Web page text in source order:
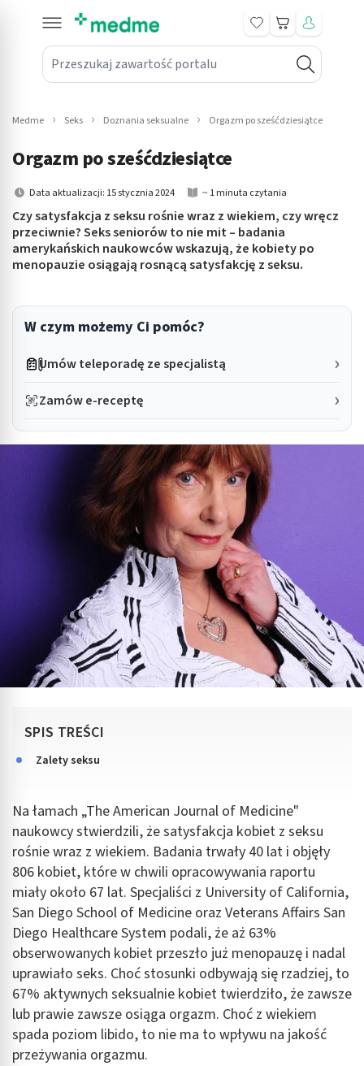
Przeszukaj zawartość portalu
Koszyk
submenu: Leki na receptę
submenu: Kosmetyki
submenu: Higiena
submenu: Intymne
submenu: Wellness
Medme Seks Doznania seksualne Orgazm po sześćdziesiątce
Orgazm po sześćdziesiątce
Data aktualizacji: 15 stycznia 2024 ~ 1 minuta czytania
Czy satysfakcja z seksu rośnie wraz z wiekiem, czy wręcz
przeciwnie? Seks seniorów to nie mit – badania
amerykańskich naukowców wskazują, że kobiety po
menopauzie osiągają rosnącą satysfakcję z seksu.
W czym możemy Ci pomóc?
Umów teleporadę ze specjalistą
Zamów e-receptę
SPIS TREŚCI
Zalety seksu
Na łamach „The American Journal of Medicine"
naukowcy stwierdzili, że satysfakcja kobiet z seksu
rośnie wraz z wiekiem. Badania trwały 40 lat i objęły
806 kobiet, które w chwili opracowywania raportu
miały około 67 lat. Specjaliści z University of California,
San Diego School of Medicine oraz Veterans Affairs San
Diego Healthcare System podali, że aż 63%
obserwowanych kobiet przeszło już menopauzę i nadal
uprawiało seks. Choć stosunki odbywają się rzadziej, to
67% aktywnych seksualnie kobiet twierdziło, że zawsze
lub prawie zawsze osiąga orgazm. Choć z wiekiem
spada poziom libido, to nie ma to wpływu na jakość
przeżywania orgazmu.